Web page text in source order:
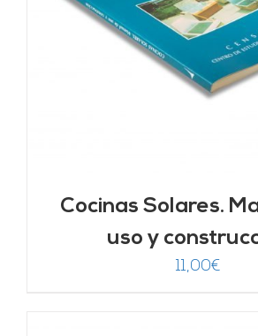
Cocinas Solares.
uso y
11,00€